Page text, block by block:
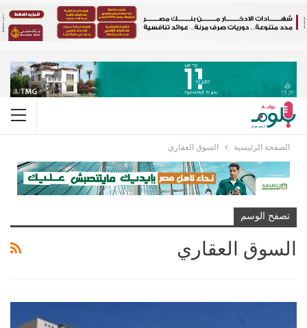
الصفحة الرئيسية السوق العقاري
تصفح الوسم
السوق العقاري